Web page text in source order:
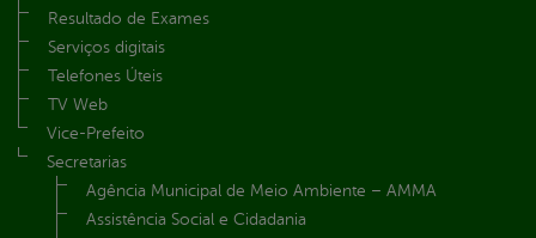
Resultado de Exames
Serviços digitais
Telefones Úteis
TV Web
Vice-Prefeito
Secretarias
Agência Municipal de Meio Ambiente – AMMA
Assistência Social e Cidadania